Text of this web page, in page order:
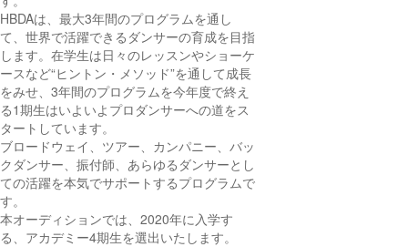
HBDAは、最大3年間のプログラムを通し
て、世界で活躍できるダンサーの育成を目指
します。在学生は日々のレッスンやショーケ
ースなど“ヒントン・メソッド”を通して成長
をみせ、3年間のプログラムを今年度で終え
る1期生はいよいよプロダンサーへの道をス
タートしています。
ブロードウェイ、ツアー、カンパニー、バッ
クダンサー、振付師、あらゆるダンサーとし
ての活躍を本気でサポートするプログラムで
す。
本オーディションでは、2020年に入学す
る、アカデミー4期生を選出いたします。